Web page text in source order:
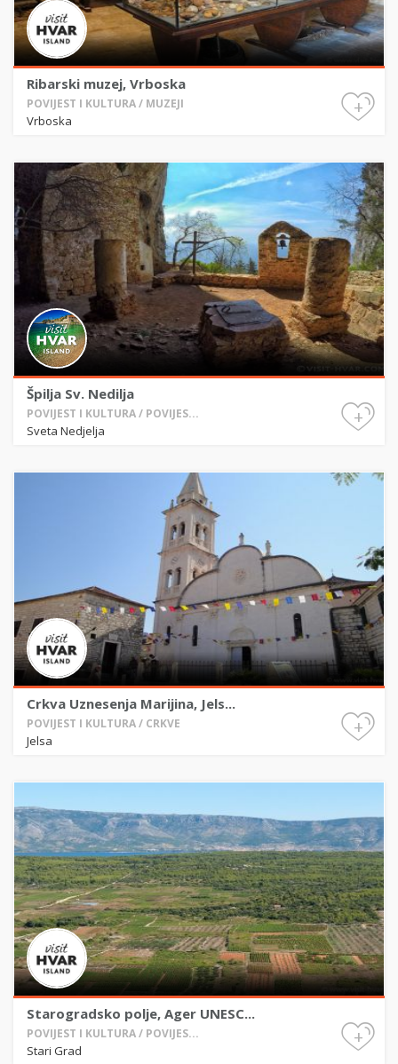
Ribarski muzej, Vrboska
POVIJEST I KULTURA / MUZEJI
Vrboska
+
Špilja Sv. Nedilja
POVIJEST I KULTURA / POVIJES...
Sveta Nedjelja
+
Crkva Uznesenja Marijina, Jels...
POVIJEST I KULTURA / CRKVE
Jelsa
+
Starogradsko polje, Ager UNESC...
POVIJEST I KULTURA / POVIJES...
Stari Grad
+